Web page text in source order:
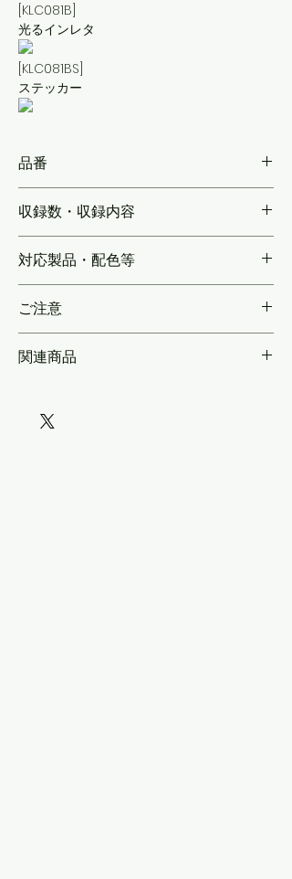
[KLC081B]
光るインレタ
[KLC081BS]
ステッカー
品番
収録数・収録内容
対応製品・配色等
ご注意
（KLC081B）とステッカー仕様
ー仕様かをご選択ください。
関連商品